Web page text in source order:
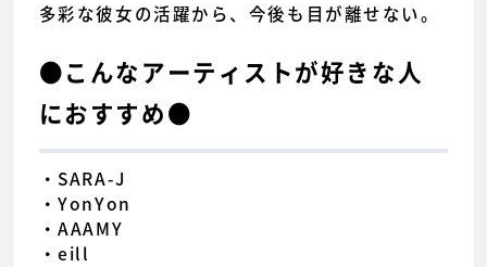
多彩な彼女の活躍から、今後も目が離せない。
●こんなアーティストが好きな人
におすすめ●
・SARA-J
・YonYon
・AAAMY
・eill